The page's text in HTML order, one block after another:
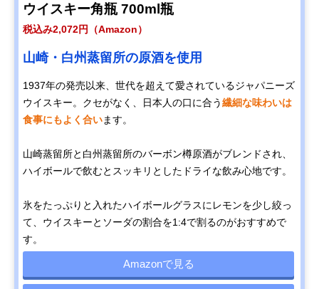
ウイスキー角瓶 700ml瓶
税込み2,072円（Amazon）
山崎・白州蒸留所の原酒を使用
1937年の発売以来、世代を超えて愛されているジャパニーズ
ウイスキー。クセがなく、日本人の口に合う繊細な味わいは
食事にもよく合います。
山崎蒸留所と白州蒸留所のバーボン樽原酒がブレンドされ、
ハイボールで飲むとスッキリとしたドライな飲み心地です。
氷をたっぷりと入れたハイボールグラスにレモンを少し絞っ
て、ウイスキーとソーダの割合を1:4で割るのがおすすめで
す。
Amazonで見る